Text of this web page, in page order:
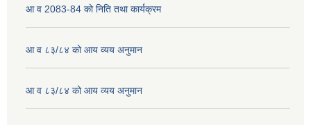
आ व 2083-84 को निति तथा कार्यक्रम
आ व ८३/८४ को आय व्यय अनुमान
आ व ८३/८४ को आय व्यय अनुमान